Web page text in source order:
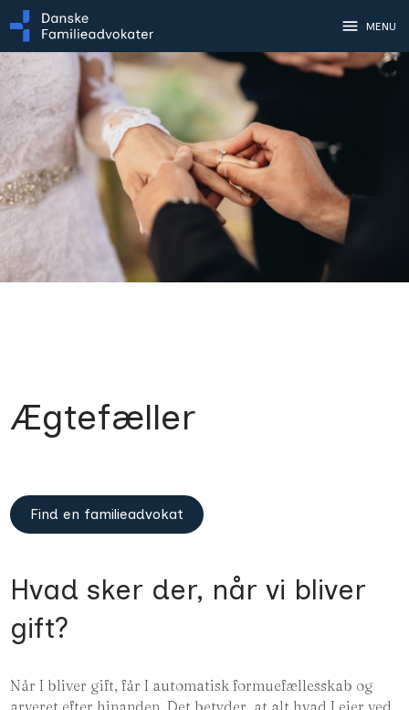
menu MENU
Ægtefæller
Find en familieadvokat
Hvad sker der, når vi bliver
gift?
Når I bliver gift, får I automatisk formuefællesskab og